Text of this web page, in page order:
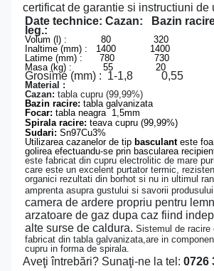
certificat de garantie si instructiuni de
Date technice: Cazan: Bazin
leg.:
Volum (l) : 80 320
Inaltime (mm) : 1400 1400
Latime (mm) : 780 730
Masa (kg) : 55 20
Grosime (mm) : 1-1,8 0,55
Material :
Cazan: tabla cupru (99,99%)
Bazin racire: tabla galvanizata
Focar: tabla neagra 1,5mm
Spirala racire: teava cupru (99,99%)
Sudari: Sn97Cu3%
Utilizarea cazanelor de tipbasculanteste
golirea efectuandu-se prin bascularea
este fabricat din cupru electrolitic de mare
care este un excelent purtator termic,
organici rezultati din borhot si nu in ultimul
amprenta asupra gustului si savorii
camera de ardere propriu pentru
arzatoare de gaz dupa caz fiind
alte surse de caldura.Sistemul de racire
fabricat din tabla galvanizata,are in
cupru in forma de spirala.
Aveţi întrebări? Sunaţi-ne la tel: 0726